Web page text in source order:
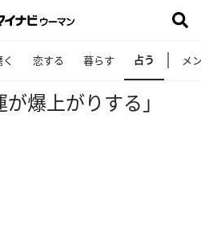
恋する 暮らす 占う メ
爆上がりする」